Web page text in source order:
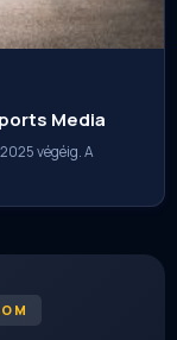
Media
végéig. A